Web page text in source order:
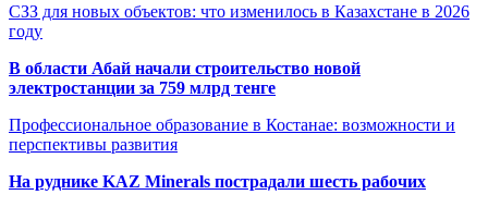
СЗЗ для новых объектов: что изменилось в Казахстане в 2026
году
В области Абай начали строительство новой
электростанции за 759 млрд тенге
Профессиональное образование в Костанае: возможности и
перспективы развития
На руднике KAZ Minerals пострадали шесть рабочих